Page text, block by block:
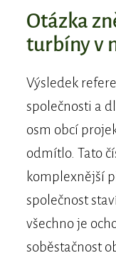
Otázka
turbíny v
Výsledek
společnosti a
osm obcí
odmítlo. Tato
komplexnější
společnost
všechno je
soběstačnost